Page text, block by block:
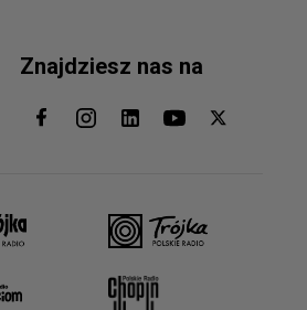
Znajdziesz nas na